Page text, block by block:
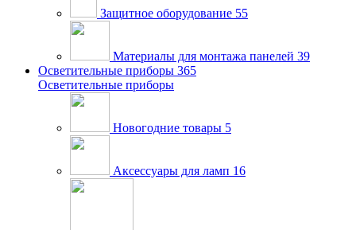
Защитное оборудование 55
Материалы для монтажа панелей 39
Осветительные приборы 365
Осветительные приборы
Новогодние товары 5
Аксессуары для ламп 16